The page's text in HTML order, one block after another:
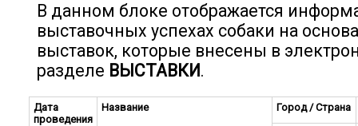
В данном блоке отображается
выставочных успехах собаки на
выставок, которые внесены в
разделе ВЫСТАВКИ.
Дата
проведения
Название Город / Страна